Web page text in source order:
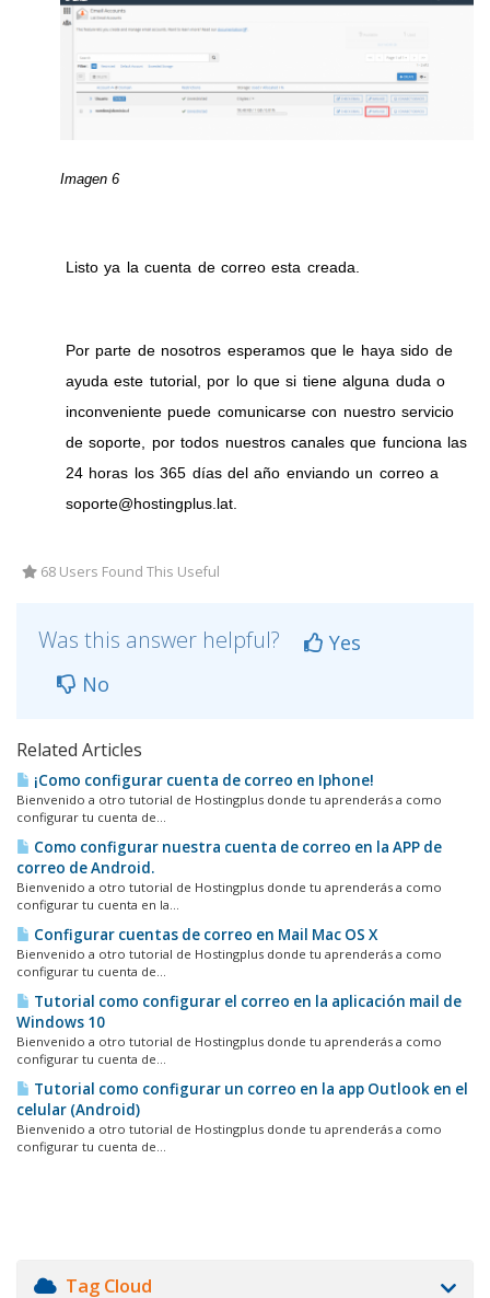
Imagen 6
Listo ya la cuenta de correo esta creada.
Por parte de nosotros esperamos que le haya sido de
ayuda este tutorial, por lo que si tiene alguna duda o
inconveniente puede comunicarse con nuestro servicio
de soporte, por todos nuestros canales que funciona las
24 horas los 365 días del año enviando un correo a
soporte@hostingplus.lat.
68 Users Found This Useful
Was this answer helpful?
Yes
No
Related Articles
¡Como configurar cuenta de correo en Iphone!
Bienvenido a otro tutorial de Hostingplus donde tu aprenderás a como
configurar tu cuenta de...
Como configurar nuestra cuenta de correo en la APP de
correo de Android.
Bienvenido a otro tutorial de Hostingplus donde tu aprenderás a como
configurar tu cuenta en la...
Configurar cuentas de correo en Mail Mac OS X
Bienvenido a otro tutorial de Hostingplus donde tu aprenderás a como
configurar tu cuenta de...
Tutorial como configurar el correo en la aplicación mail de
Windows 10
Bienvenido a otro tutorial de Hostingplus donde tu aprenderás a como
configurar tu cuenta de...
Tutorial como configurar un correo en la app Outlook en el
celular (Android)
Bienvenido a otro tutorial de Hostingplus donde tu aprenderás a como
configurar tu cuenta de...
Tag Cloud